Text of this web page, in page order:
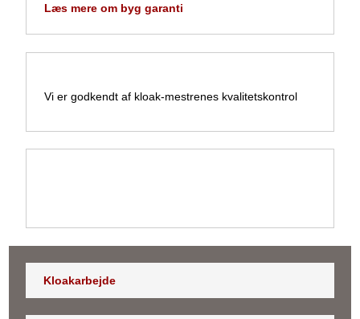
Læs mere om byg garanti
​Vi er godkendt af kloak-mestrenes kvalitetskontrol
Kloakarbejde